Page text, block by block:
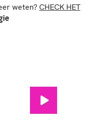
weten?CHECK HET
Toegepaste